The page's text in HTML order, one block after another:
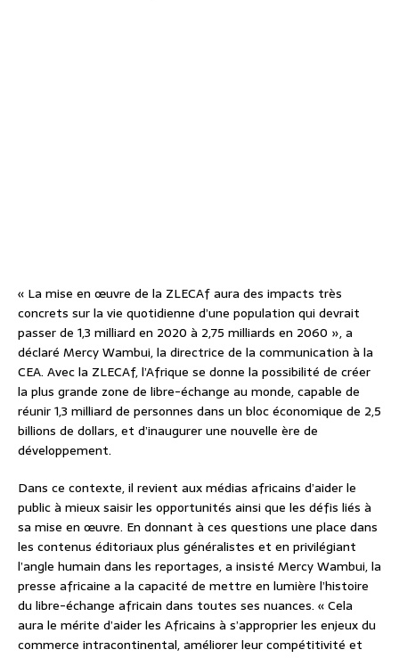
« La mise en œuvre de la ZLECAf aura des impacts très
concrets sur la vie quotidienne d’une population qui devrait
passer de 1,3 milliard en 2020 à 2,75 milliards en 2060 », a
déclaré Mercy Wambui, la directrice de la communication à la
CEA. Avec la ZLECAf, l’Afrique se donne la possibilité de créer
la plus grande zone de libre-échange au monde, capable de
réunir 1,3 milliard de personnes dans un bloc économique de 2,5
billions de dollars, et d’inaugurer une nouvelle ère de
développement.
Dans ce contexte, il revient aux médias africains d’aider le
public à mieux saisir les opportunités ainsi que les défis liés à
sa mise en œuvre. En donnant à ces questions une place dans
les contenus éditoriaux plus généralistes et en privilégiant
l’angle humain dans les reportages, a insisté Mercy Wambui, la
presse africaine a la capacité de mettre en lumière l’histoire
du libre-échange africain dans toutes ses nuances. « Cela
aura le mérite d’aider les Africains à s’approprier les enjeux du
commerce intracontinental, améliorer leur compétitivité et